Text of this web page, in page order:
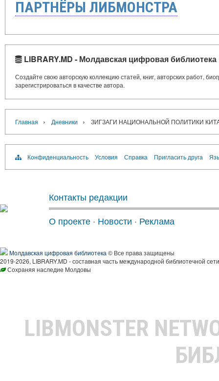
ПАРТНЁРЫ ЛИБМОНСТРА
LIBRARY.MD - Молдавская цифровая библиотека
Создайте свою авторскую коллекцию статей, книг, авторских работ,
зарегистрироваться в качестве автора.
Главная › Дневники › ЗИГЗАГИ НАЦИОНАЛЬНОЙ ПОЛИТИКИ
Конфиденциальность Условия Справка Пригласить друга
Контакты редакции
О проекте · Новости · Реклама
Молдавская цифровая библиотека © Все права защищены
2019-2026, LIBRARY.MD - составная часть международной библиотечной
Сохраняя наследие Молдовы
LIBMONSTER